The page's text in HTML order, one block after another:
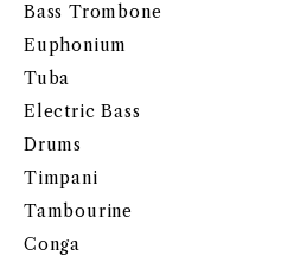
Bass Trombone
Euphonium
Tuba
Electric Bass
Drums
Timpani
Tambourine
Conga